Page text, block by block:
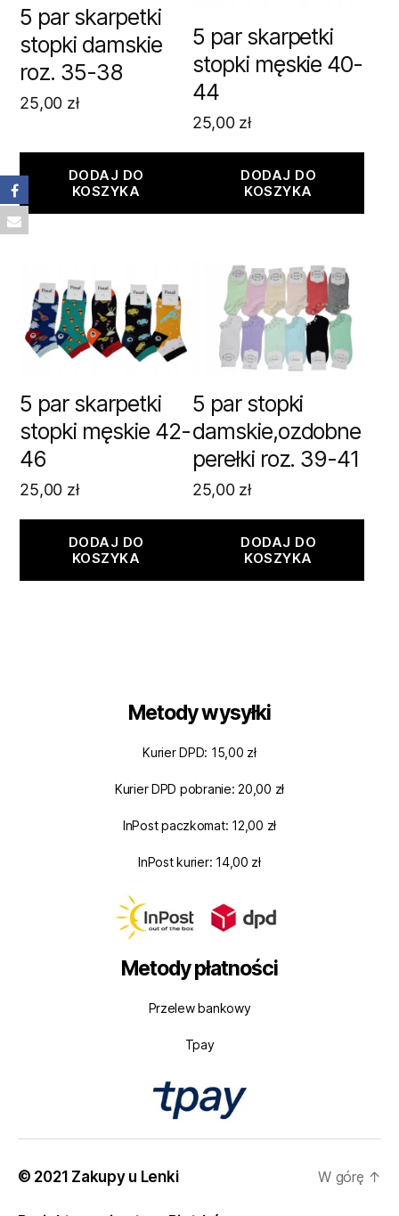
5 par skarpetki
stopki damskie
roz. 35-38
25,00 zł
DODAJ DO
KOSZYKA
5 par skarpetki
stopki męskie 40-
44
25,00 zł
DODAJ DO
KOSZYKA
5 par skarpetki
stopki męskie 42-
46
25,00 zł
DODAJ DO
KOSZYKA
5 par stopki
damskie,ozdobne
perełki roz. 39-41
25,00 zł
DODAJ DO
KOSZYKA
Metody wysyłki
Kurier DPD: 15,00 zł
Kurier DPD pobranie: 20,00 zł
InPost paczkomat: 12,00 zł
InPost kurier: 14,00 zł
Metody płatności
Przelew bankowy
Tpay
© 2021 Zakupy u Lenki W górę ↑